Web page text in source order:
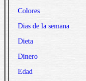
Colores
Dias de la semana
Dieta
Dinero
Edad